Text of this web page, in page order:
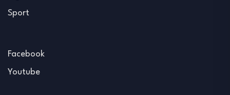
Sport
Facebook
Youtube